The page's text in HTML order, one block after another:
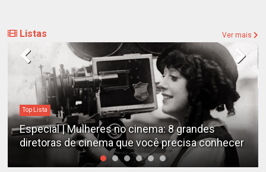
Listas Ver mais
Top Lista
Especial | Mulheres no cinema: 8 grandes
diretoras de cinema que você precisa conhecer